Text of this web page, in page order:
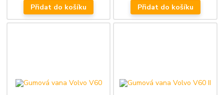
Přidat do košíku Přidat do košíku